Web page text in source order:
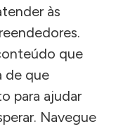
às
que
de que
para ajudar
Navegue